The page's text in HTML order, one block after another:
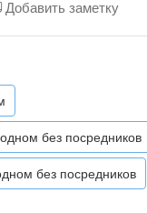
Добавить заметку
без посредников
без посредников